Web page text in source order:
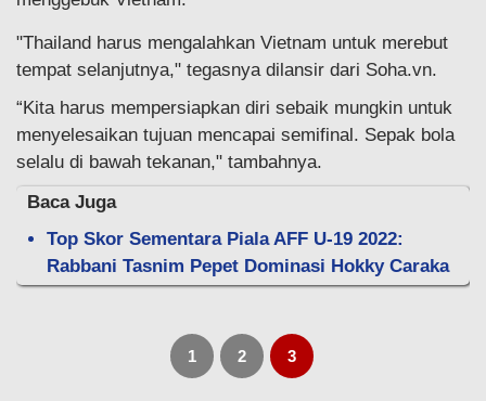
"Thailand harus mengalahkan Vietnam untuk merebut
tempat selanjutnya," tegasnya dilansir dari Soha.vn.
“Kita harus mempersiapkan diri sebaik mungkin untuk
menyelesaikan tujuan mencapai semifinal. Sepak bola
selalu di bawah tekanan," tambahnya.
Baca Juga
Top Skor Sementara Piala AFF U-19 2022:
Rabbani Tasnim Pepet Dominasi Hokky Caraka
1 2 3